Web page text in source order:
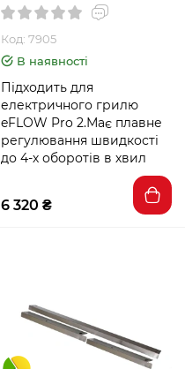
Код: 7905
В наявності
Підходить для
електричного грилю
eFLOW Pro 2.Має плавне
регулювання швидкості
до 4-х оборотів в хвил
6 320 ₴